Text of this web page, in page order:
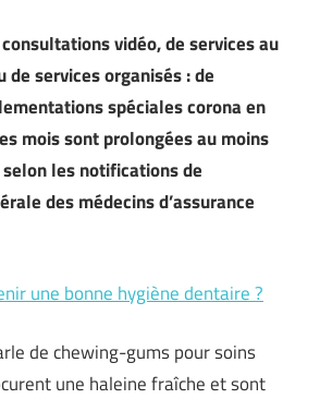
consultations vidéo, de services au
de services organisés : de
spéciales corona en
mois sont prolongées au moins
selon les notifications de
des médecins d’assurance
une bonne hygiène dentaire ?
de chewing-gums pour soins
une haleine fraîche et sont